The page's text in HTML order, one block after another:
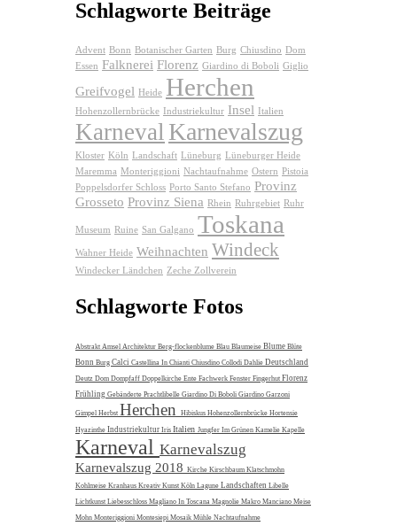
Schlagworte Beiträge
Advent Bonn Botanischer Garten Burg Chiusdino Dom
Essen Falknerei Florenz Giardino di Boboli Giglio
Greifvogel Heide Herchen
Hohenzollernbrücke Industriekultur Insel Italien
Karneval Karnevalszug
Kloster Köln Landschaft Lüneburg Lüneburger Heide
Maremma Monteriggioni Nachtaufnahme Ostern Pistoia
Poppelsdorfer Schloss Porto Santo Stefano Provinz
Grosseto Provinz Siena Rhein Ruhrgebiet Ruhr
Museum Ruine San Galgano Toskana
Wahner Heide Weihnachten Windeck
Windecker Ländchen Zeche Zollverein
Schlagworte Fotos
Abstrakt Amsel Architektur Berg-flockenblume Blau Blaumeise Blume Blüte
Bonn Burg Calci Castellina In Chianti Chiusdino Collodi Dahlie Deutschland
Deutz Dom Dompfaff Doppelkirche Ente Fachwerk Fenster Fingerhut Florenz
Frühling Gebänderte Prachtlibelle Giardino Di Boboli Giardino Garzoni
Gimpel Herbst Herchen Hibiskus Hohenzollernbrücke Hortensie
Hyazinthe Industriekultur Iris Italien Jungfer Im Grünen Kamelie Kapelle
Karneval Karnevalszug
Karnevalszug 2018 Kirche Kirschbaum Klatschmohn
Kohlmeise Kranhaus Kreativ Kunst Köln Lagune Landschaften Libelle
Lichtkunst Liebesschloss Magliano In Toscana Magnolie Makro Manciano Meise
Mohn Monteriggioni Montesiepi Mosaik Mühle Nachtaufnahme